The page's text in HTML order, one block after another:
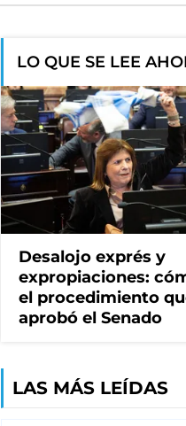
LO QUE SE LEE
Desalojo exprés y
expropiaciones:
el procedimiento
aprobó el Senado
LAS MÁS LEÍDAS